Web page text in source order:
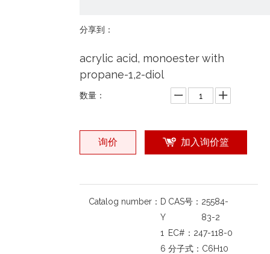
分享到：
acrylic acid, monoester with
propane-1,2-diol
数量：
询价 加入询价篮
Catalog number： D
Y
1
6
CAS号： 25584-
83-2
EC#： 247-118-0
分子式： C6H10